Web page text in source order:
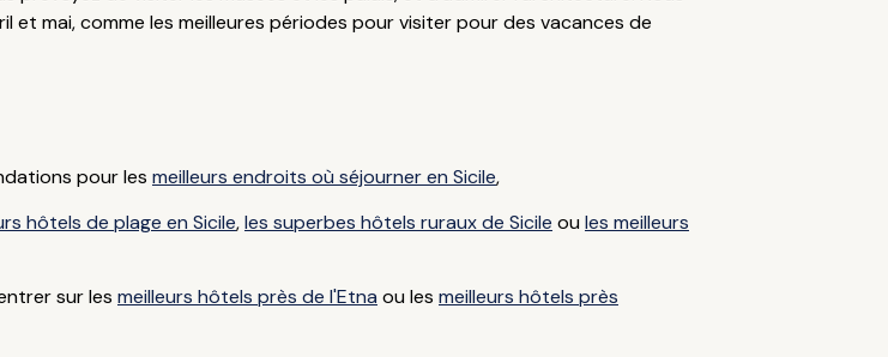
mai, comme les meilleures périodes pour visiter pour des vacances de
pour les meilleurs endroits où séjourner en Sicile,
hôtels de plage en Sicile,les superbes hôtels ruraux de Sicile oules meilleurs
sur les meilleurs hôtels près de l'Etna ou les meilleurs hôtels près